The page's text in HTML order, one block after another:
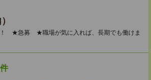
！ ★急募 ★職場が気に入れば、長期でも働けま